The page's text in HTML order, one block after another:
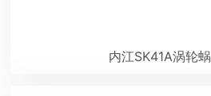
内江SK41A涡轮